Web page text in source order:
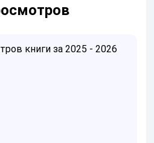
книги за 2025 - 2026